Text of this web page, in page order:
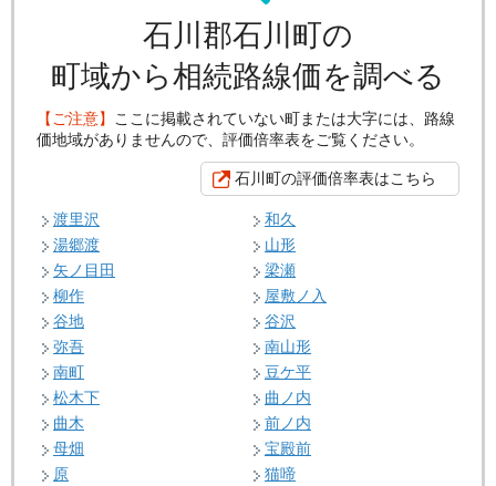
石川郡石川町の
町域から相続路線価を調べる
【ご注意】 ここに掲載されていない町または大字には、路線
価地域がありませんので、評価倍率表をご覧ください。
石川町の評価倍率表はこちら
渡里沢
和久
湯郷渡
山形
矢ノ目田
梁瀬
柳作
屋敷ノ入
谷地
谷沢
弥吾
南山形
南町
豆ケ平
松木下
曲ノ内
曲木
前ノ内
母畑
宝殿前
原
猫啼